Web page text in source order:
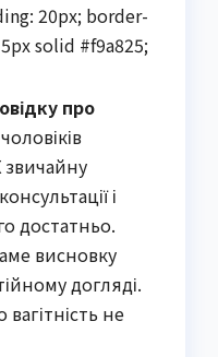
20px; border-
solid #f9a825;
про
і
достатньо.
висновку
догляді.
не